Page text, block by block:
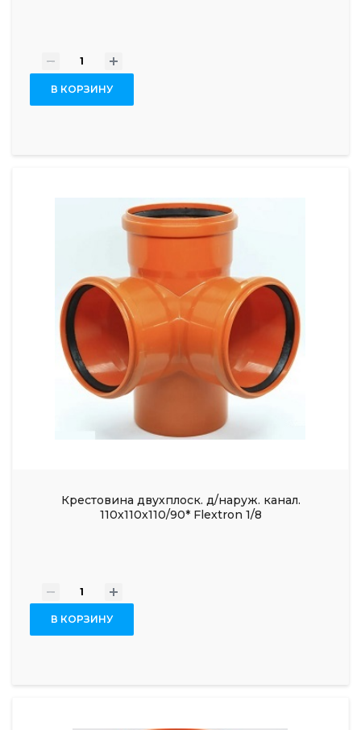
- +
В КОРЗИНУ
Крестовина двухплоск. д/наруж. канал.
110x110x110/90* Flextron 1/8
- +
В КОРЗИНУ